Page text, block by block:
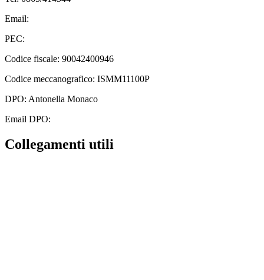
Email:
PEC:
Codice fiscale: 90042400946
Codice meccanografico: ISMM11100P
DPO: Antonella Monaco
Email DPO:
Collegamenti utili